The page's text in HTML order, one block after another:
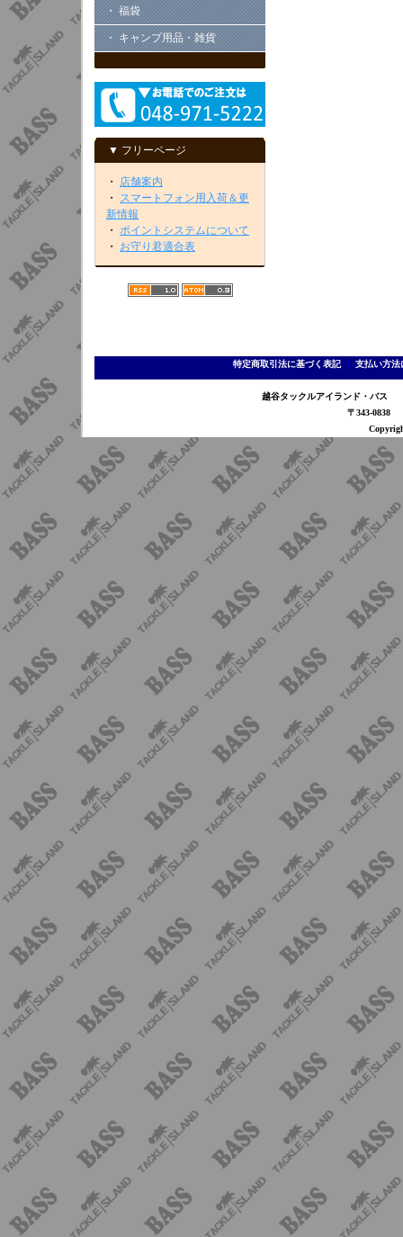
・ 福袋
・ キャンプ用品・雑貨
▼ フリーページ
・ 店舗案内
・ スマートフォン用入荷＆更
新情報
・ ポイントシステムについて
・ お守り君適合表
特定商取引法に基づく表記｜ 支払い方法
越谷タックルアイランド・バ
〒343-0838